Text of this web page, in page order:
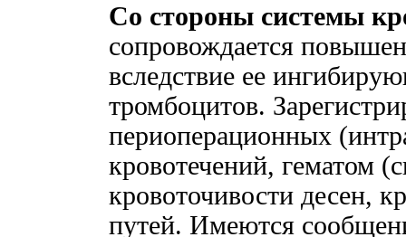
Со стороны системы
сопровождается
вследствие ее
тромбоцитов.
периоперационных
кровотечений, гематом
кровоточивости десен,
путей. Имеются